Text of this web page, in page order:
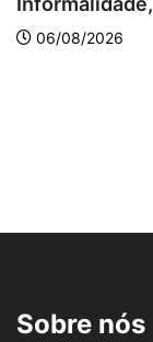
06/08/2026
Sobre nós